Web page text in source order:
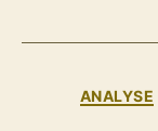
ANALYSE